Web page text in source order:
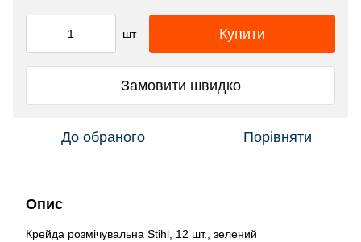
шт Купити
Замовити швидко
До обраного Порівняти
Опис
Крейда розмічувальна Stihl, 12 шт., зелений